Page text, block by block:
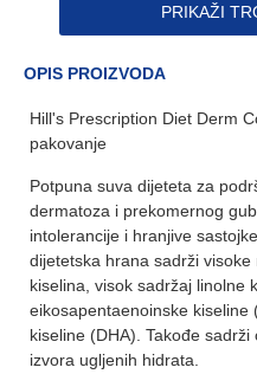
PRIKAŽI
OPIS PROIZVODA
Hill's Prescription Diet Derm
pakovanje
Potpuna suva dijeteta za
dermatoza i prekomernog
intolerancije i hranjive
dijetetska hrana sadrži
kiselina, visok sadržaj linolne
eikosapentaenoinske kiseline
kiseline (DHA). Takođe
izvora ugljenih hidrata.